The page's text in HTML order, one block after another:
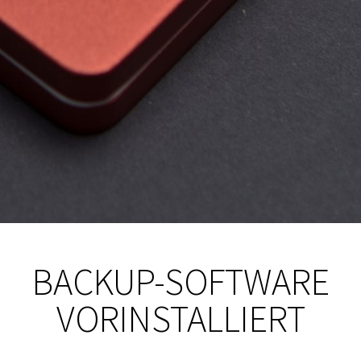
BACKUP-SOFTWARE
VORINSTALLIERT